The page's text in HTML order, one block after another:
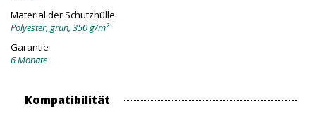
Material der Schutzhülle
Polyester, grün, 350 g/m²
Garantie
6 Monate
Kompatibilität